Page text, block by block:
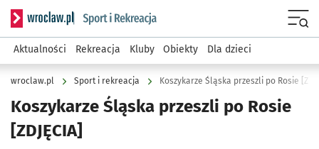
Serwis informacyjny wroclaw.pl podserwis: Sport i rekreacja
Aktualności Rekreacja Kluby Obiekty Dla dzieci
wroclaw.pl Sport i rekreacja Koszykarze Śląska przeszli po Rosie
Koszykarze Śląska przeszli po Rosie
[ZDJĘCIA]